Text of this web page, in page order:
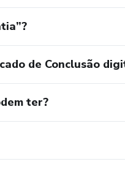
atuação.
dos nossos
de Conclusão
ter?